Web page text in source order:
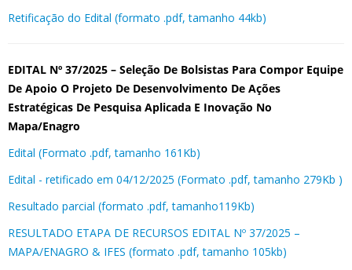
Retificação do Edital (formato .pdf, tamanho 44kb)
EDITAL Nº 37/2025 – Seleção De Bolsistas Para Compor Equipe
De Apoio O Projeto De Desenvolvimento De Ações
Estratégicas De Pesquisa Aplicada E Inovação No
Mapa/Enagro
Edital (Formato .pdf, tamanho 161Kb)
Edital - retificado em 04/12/2025 (Formato .pdf, tamanho 279Kb )
Resultado parcial (formato .pdf, tamanho119Kb)
RESULTADO ETAPA DE RECURSOS EDITAL Nº 37/2025 –
MAPA/ENAGRO & IFES (formato .pdf, tamanho 105kb)